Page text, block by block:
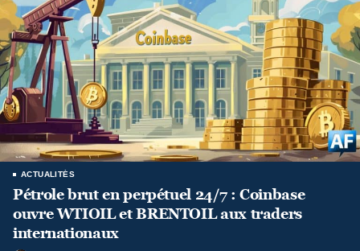
ACTUALITÉS
Pétrole brut en perpétuel 24/7 : Coinbase
ouvre WTIOIL et BRENTOIL aux traders
internationaux